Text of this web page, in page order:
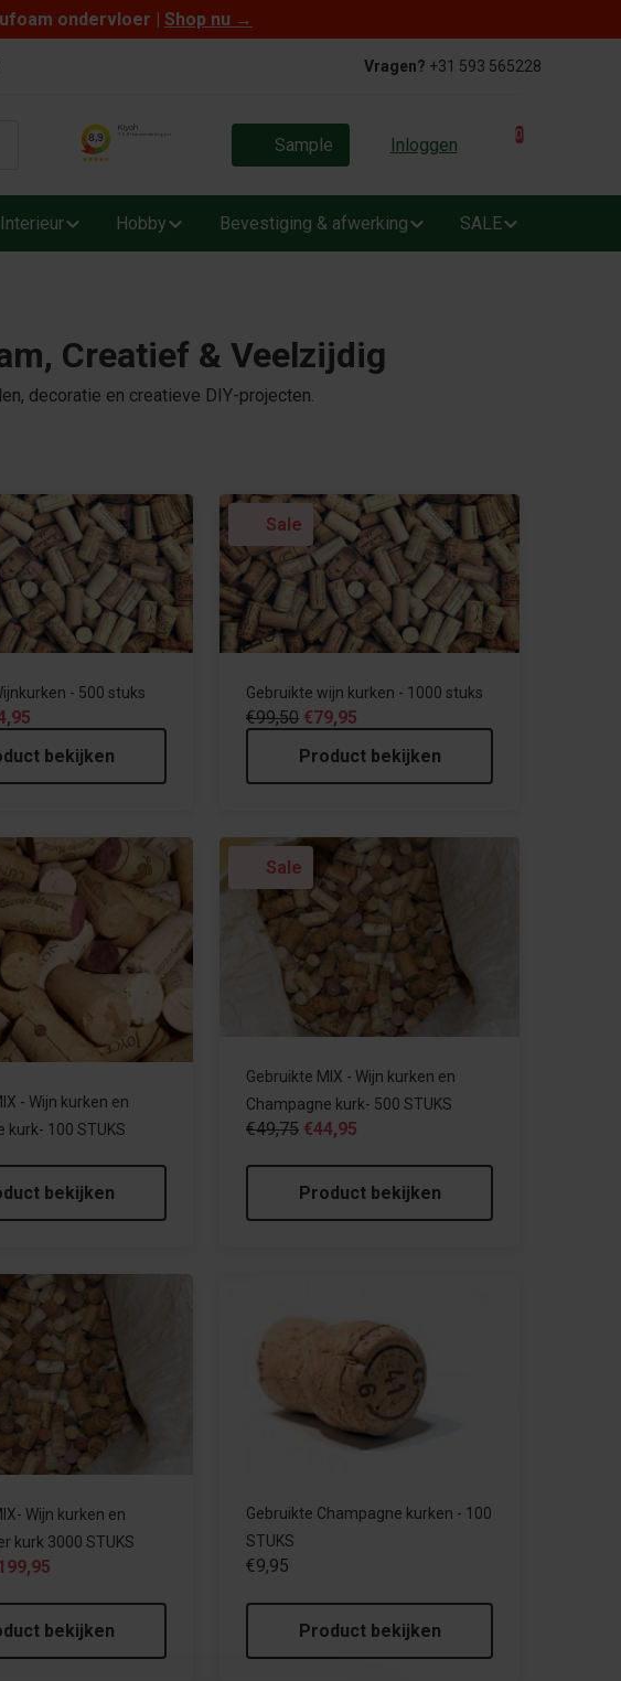
ondervloer | Shop nu →
Vragen? +31 593 565228
Sample Inloggen 0
Hobby Bevestiging & afwerking SALE
Creatief & Veelzijdig
decoratie en creatieve DIY-projecten.
- 500 stuks
bekijken
Sale
Gebruikte wijn kurken - 1000 stuks
€99,50 €79,95
Product bekijken
- Wijn kurken en
kurk- 100 STUKS
bekijken
Sale
Gebruikte MIX - Wijn kurken en
Champagne kurk- 500 STUKS
€49,75 €44,95
Product bekijken
Wijn kurken en
kurk 3000 STUKS
bekijken
Gebruikte Champagne kurken - 100
STUKS
€9,95
Product bekijken